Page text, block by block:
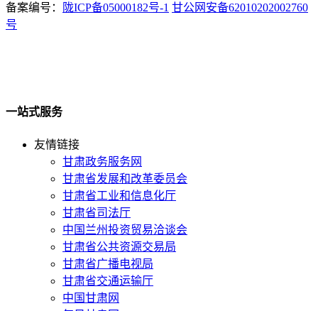
备案编号： 陇ICP备05000182号-1 甘公网安备62010202002760
号
一站式服务
友情链接
甘肃政务服务网
甘肃省发展和改革委员会
甘肃省工业和信息化厅
甘肃省司法厅
中国兰州投资贸易洽谈会
甘肃省公共资源交易局
甘肃省广播电视局
甘肃省交通运输厅
中国甘肃网